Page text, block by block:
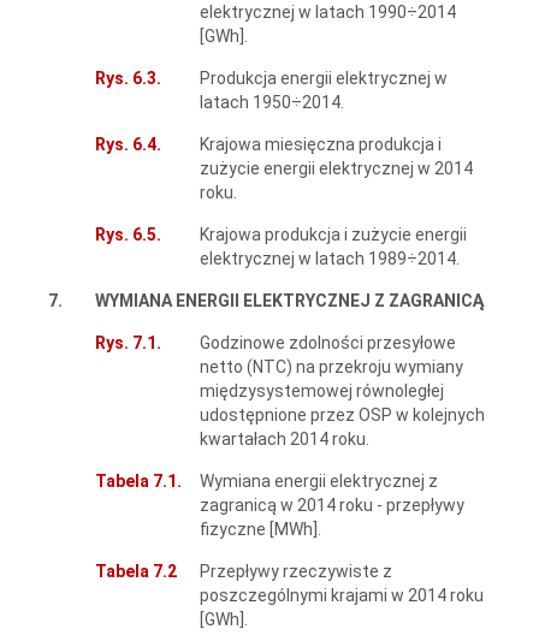
elektrycznej w latach 1990÷2014
[GWh].
Rys. 6.3.
Produkcja energii elektrycznej w
latach 1950÷2014.
Rys. 6.4.
Krajowa miesięczna produkcja i
zużycie energii elektrycznej w 2014
roku.
Rys. 6.5.
Krajowa produkcja i zużycie energii
elektrycznej w latach 1989÷2014.
7. WYMIANA ENERGII ELEKTRYCZNEJ Z ZAGRANICĄ
Rys. 7.1.
Godzinowe zdolności przesyłowe
netto (NTC) na przekroju wymiany
międzysystemowej równoległej
udostępnione przez OSP w kolejnych
kwartałach 2014 roku.
Tabela 7.1.
Wymiana energii elektrycznej z
zagranicą w 2014 roku - przepływy
fizyczne [MWh].
Tabela 7.2
Przepływy rzeczywiste z
poszczególnymi krajami w 2014 roku
[GWh].